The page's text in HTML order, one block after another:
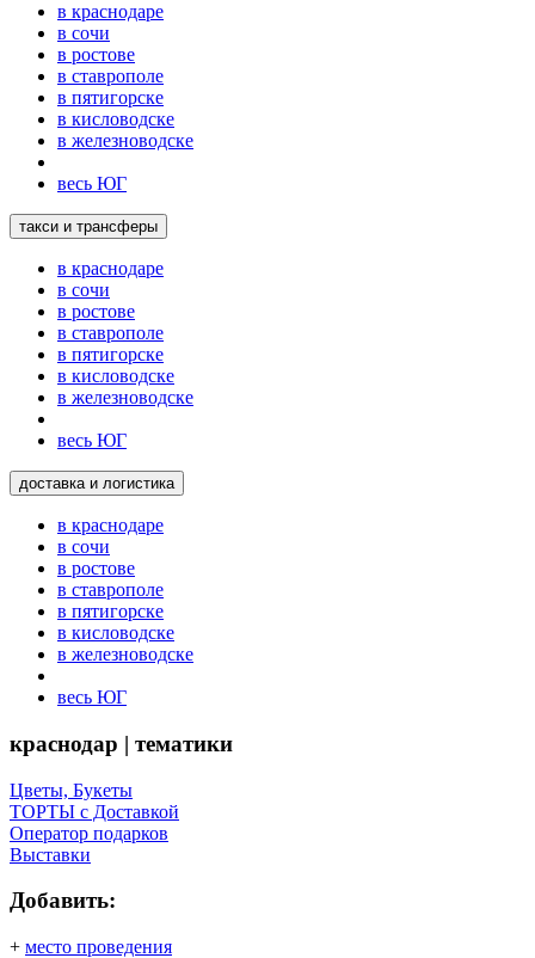
в краснодаре
в сочи
в ростове
в ставрополе
в пятигорске
в кисловодске
в железноводске
весь ЮГ
такси и трансферы
в краснодаре
в сочи
в ростове
в ставрополе
в пятигорске
в кисловодске
в железноводске
весь ЮГ
доставка и логистика
в краснодаре
в сочи
в ростове
в ставрополе
в пятигорске
в кисловодске
в железноводске
весь ЮГ
краснодар | тематики
Цветы, Букеты
ТОРТЫ с Доставкой
Оператор подарков
Выставки
Добавить:
+ место проведения